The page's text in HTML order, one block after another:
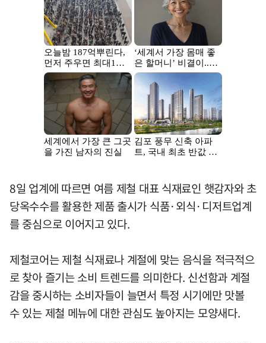
8일 업계에 따르면 여름 제철 대표 식재료인 햇감자와 초
당옥수수를 활용한 제품 출시가 식품·외식·디저트업계
를 중심으로 이어지고 있다.
제철코어는 제철 식재료나 계절에 맞는 음식을 적극적으
로 찾아 즐기는 소비 트렌드를 의미한다. 신선함과 계절
감을 중시하는 소비자들이 늘면서 특정 시기에만 맛볼
수 있는 제철 메뉴에 대한 관심도 높아지는 모양새다.